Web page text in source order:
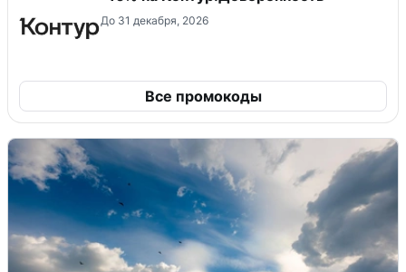
До 31 декабря, 2026
Все промокоды